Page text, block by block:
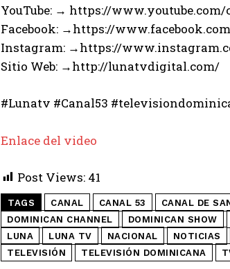
YouTube: → https://
Facebook: →https://
Instagram: →https://
Sitio Web: →http://lunatvdigital.com/
#Lunatv #Canal53
Enlace del video
Post Views: 41
TAGS CANAL CANAL 53 CANAL DE
DOMINICAN CHANNEL
DOMINICAN SHOW
LUNA
LUNA TV NACIONAL NOTICIAS
TELEVISIÓN
TELEVISIÓN DOMINICANA